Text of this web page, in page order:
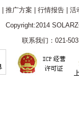
推广方案 行情报告| 活
Copyright:2014
联系我们：021-